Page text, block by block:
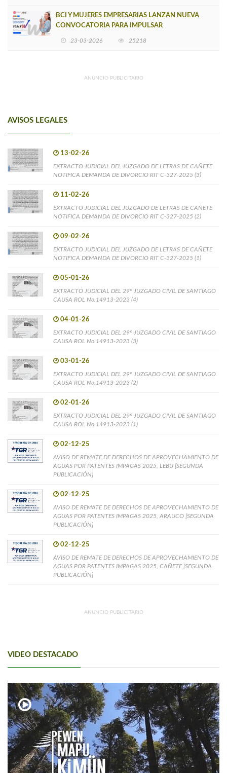
BCI Y MUJERES EMPRESARIAS LANZAN NUEVA
CONVOCATORIA PARA IMPULSAR
23-03-2026 25218
ANUNCIO PUBLICITARIO
AVISOS LEGALES
13-02-26
EXTRACTO JUDICIAL DEL JUZGADO DE LETRAS DE CAÑETE
NOTIFICA DEMANDA DE DIVORCIO RIT C-327-2025 (3)
11-02-26
EXTRACTO JUDICIAL DEL JUZGADO DE LETRAS DE CAÑETE
NOTIFICA DEMANDA DE DIVORCIO RIT C-327-2025 (2)
09-02-26
EXTRACTO JUDICIAL DEL JUZGADO DE LETRAS DE CAÑETE
NOTIFICA DEMANDA DE DIVORCIO RIT C-327-2025 (1)
05-01-26
EXTRACTO JUDICIAL DEL 29° JUZGADO CIVIL DE SANTIAGO
CAUSA ROL No.14913-2023 (4)
04-01-26
EXTRACTO JUDICIAL DEL 29° JUZGADO CIVIL DE SANTIAGO
CAUSA ROL No.14913-2023 (3)
03-01-26
EXTRACTO JUDICIAL DEL 29° JUZGADO CIVIL DE SANTIAGO
CAUSA ROL No.14913-2023 (2)
02-01-26
EXTRACTO JUDICIAL DEL 29° JUZGADO CIVIL DE SANTIAGO
CAUSA ROL No.14913-2023 (1)
02-12-25
AVISO DE REMATE DE DERECHOS DE APROVECHAMIENTO DE
AGUAS POR PATENTES IMPAGAS 2025, LEBU [SEGUNDA
PUBLICACIÓN]
02-12-25
AVISO DE REMATE DE DERECHOS DE APROVECHAMIENTO DE
AGUAS POR PATENTES IMPAGAS 2025, ARAUCO [SEGUNDA
PUBLICACIÓN]
02-12-25
AVISO DE REMATE DE DERECHOS DE APROVECHAMIENTO DE
AGUAS POR PATENTES IMPAGAS 2025, CAÑETE [SEGUNDA
PUBLICACIÓN]
ANUNCIO PUBLICITARIO
VIDEO DESTACADO